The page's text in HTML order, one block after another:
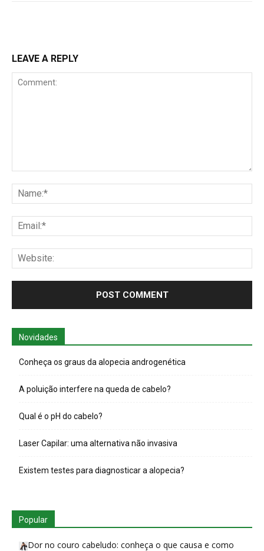
LEAVE A REPLY
Novidades
Conheça os graus da alopecia androgenética
A poluição interfere na queda de cabelo?
Qual é o pH do cabelo?
Laser Capilar: uma alternativa não invasiva
Existem testes para diagnosticar a alopecia?
Popular
Dor no couro cabeludo: conheça o que causa e como